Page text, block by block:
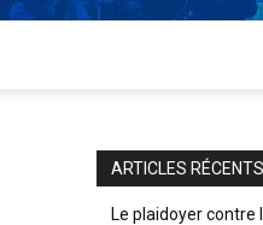
ARTICLES RÉCENTS
Le plaidoyer